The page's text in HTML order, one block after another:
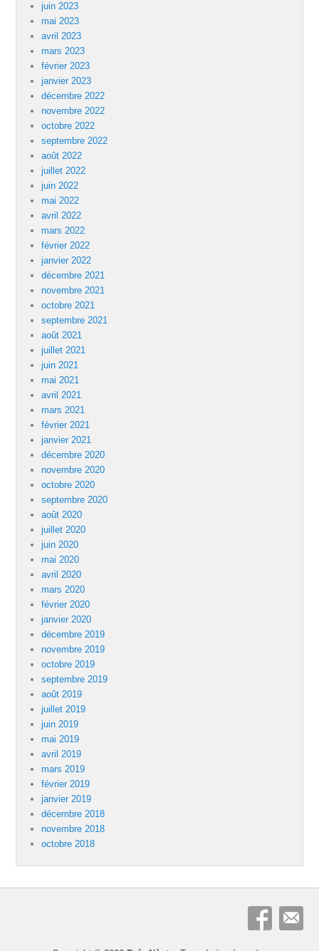
juin 2023
mai 2023
avril 2023
mars 2023
février 2023
janvier 2023
décembre 2022
novembre 2022
octobre 2022
septembre 2022
août 2022
juillet 2022
juin 2022
mai 2022
avril 2022
mars 2022
février 2022
janvier 2022
décembre 2021
novembre 2021
octobre 2021
septembre 2021
août 2021
juillet 2021
juin 2021
mai 2021
avril 2021
mars 2021
février 2021
janvier 2021
décembre 2020
novembre 2020
octobre 2020
septembre 2020
août 2020
juillet 2020
juin 2020
mai 2020
avril 2020
mars 2020
février 2020
janvier 2020
décembre 2019
novembre 2019
octobre 2019
septembre 2019
août 2019
juillet 2019
juin 2019
mai 2019
avril 2019
mars 2019
février 2019
janvier 2019
décembre 2018
novembre 2018
octobre 2018